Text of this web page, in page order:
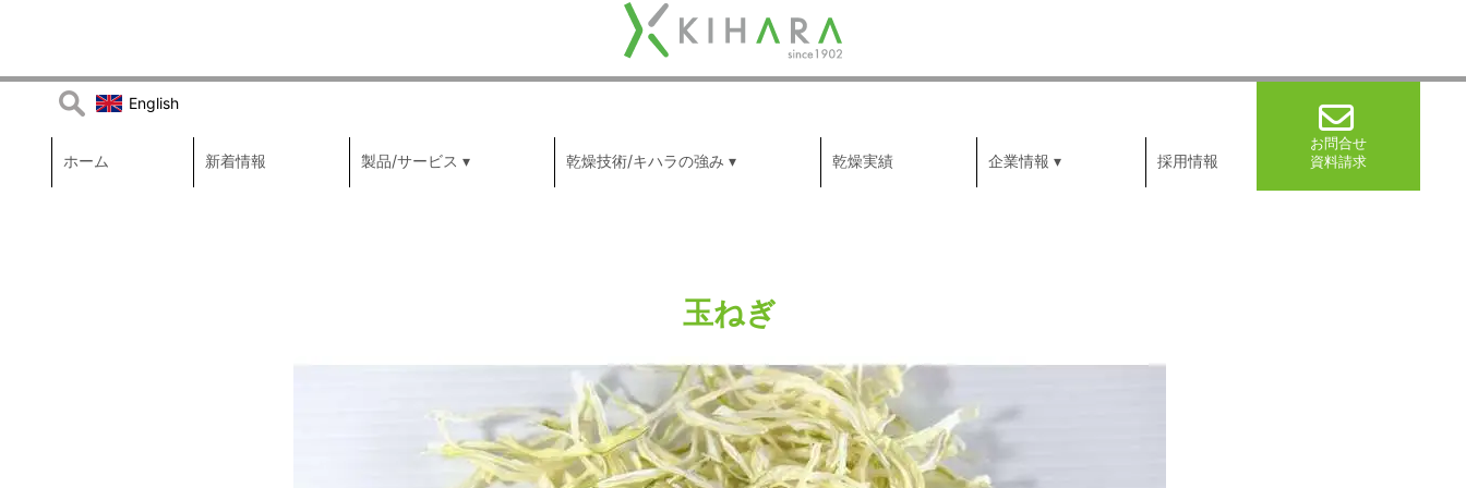
木
原
製
Search
for:
English
ホーム 新着情報 製品/サービス 乾燥技術/キハラの強み 乾燥実績 企業情報 採用情報
お問合せ
資料請求
玉ねぎ